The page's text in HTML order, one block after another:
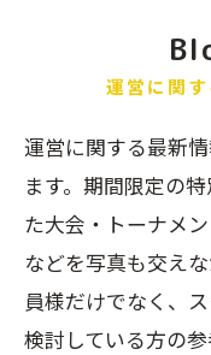
運営に関
運営に関する最新
ます。期間限定の
た大会・トーナメ
などを写真も交え
員様だけでなく、
検討している方の